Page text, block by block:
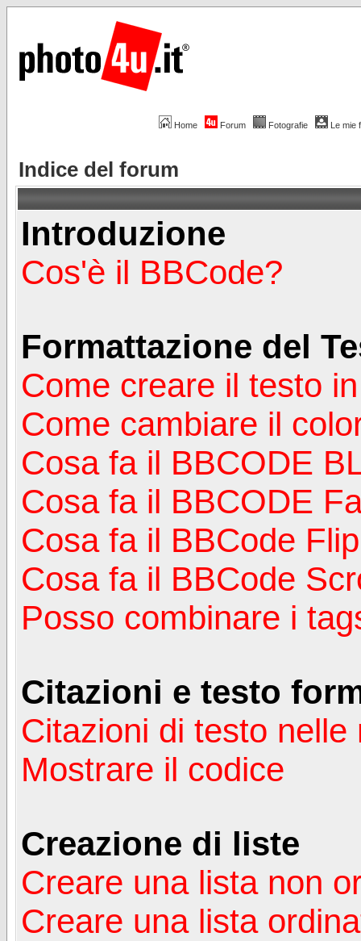
Home Forum Fotografie Le mie
Indice del forum
Introduzione
Cos'è il BBCode?
Formattazione del
Come creare il testo
Come cambiare il
Cosa fa il BBCODE
Cosa fa il BBCODE
Cosa fa il BBCode
Cosa fa il BBCode
Posso combinare i
Citazioni e testo
Citazioni di testo nelle
Mostrare il codice
Creazione di liste
Creare una lista non
Creare una lista